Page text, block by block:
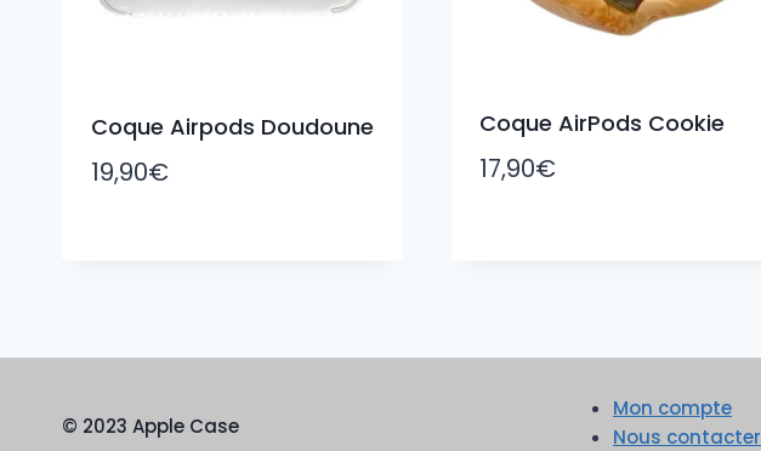
Coque Airpods Doudoune
19,90€
Coque AirPods Cookie
17,90€
© 2023 Apple Case
Mon compte
Nous contacter